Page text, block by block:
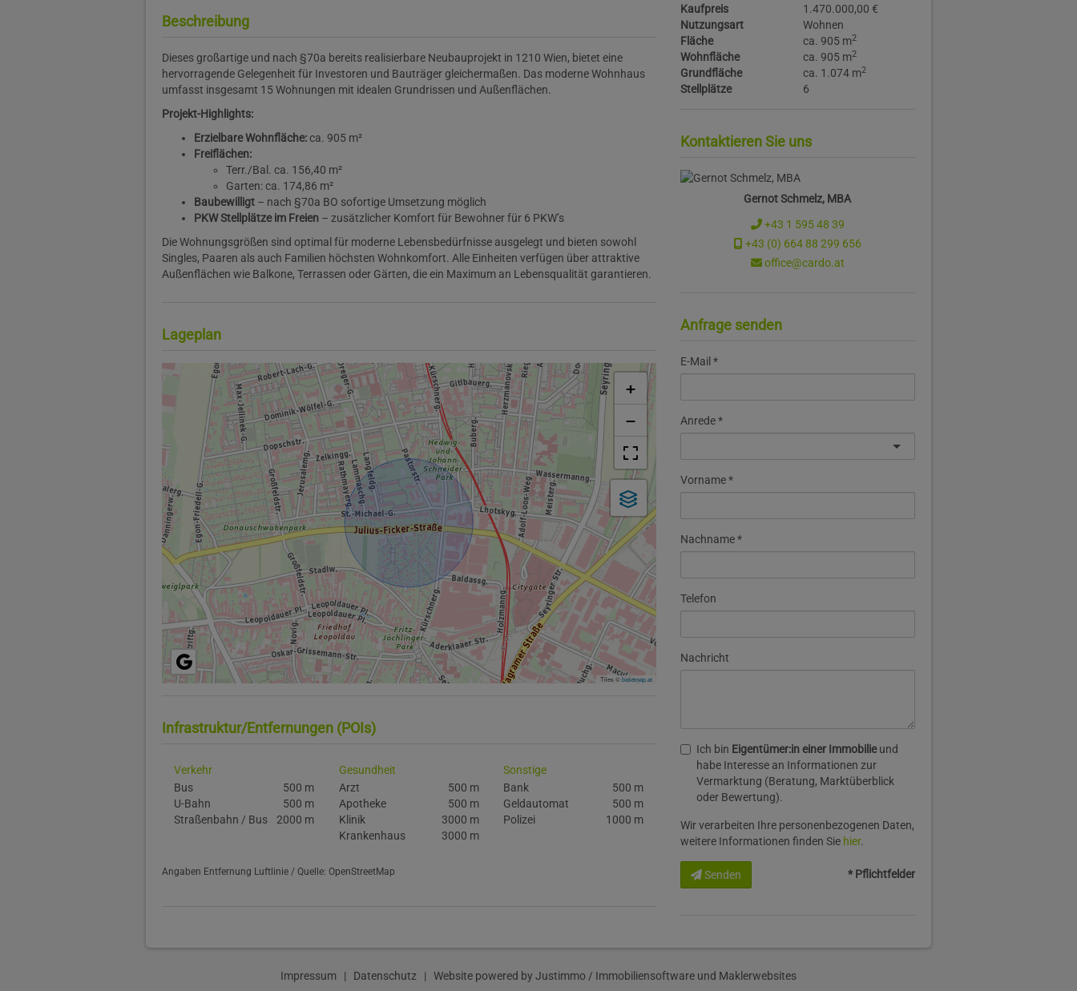
Beschreibung
Dieses großartige und nach §70a bereits realisierbare Neubauprojekt in 1210 Wien, bietet eine
hervorragende Gelegenheit für Investoren und Bauträger gleichermaßen. Das moderne Wohnhaus
umfasst insgesamt 15 Wohnungen mit idealen Grundrissen und Außenflächen.
Projekt-Highlights:
Erzielbare Wohnfläche:ca. 905 m²
Freiflächen:
Terr./Bal. ca. 156,40 m²
Garten: ca. 174,86 m²
Baubewilligt – nach §70a BO sofortige Umsetzung möglich
PKW Stellplätze im Freien – zusätzlicher Komfort für Bewohner für 6 PKW’s
Die Wohnungsgrößen sind optimal für moderne Lebensbedürfnisse ausgelegt und bieten sowohl
Singles, Paaren als auch Familien höchsten Wohnkomfort. Alle Einheiten verfügen über attraktive
Außenflächen wie Balkone, Terrassen oder Gärten, die ein Maximum an Lebensqualität garantieren.
Lageplan
+
−
Tiles ©basemap.at
Infrastruktur/Entfernungen (POIs)
Verkehr
Bus
500 m
U-Bahn
500 m
Straßenbahn / Bus
2000 m
Gesundheit
Arzt
500 m
Apotheke
500 m
Klinik
3000 m
Krankenhaus
3000 m
Sonstige
Bank
500 m
Geldautomat
500 m
Polizei
1000 m
Angaben Entfernung Luftlinie / Quelle: OpenStreetMap
Kaufpreis
1.470.000,00 €
Nutzungsart
Wohnen
Fläche
ca. 905 m2
Wohnfläche ca. 905 m2
Grundfläche ca. 1.074 m2
Stellplätze 6
Kontaktieren Sie uns
Gernot Schmelz, MBA
+43 1 595 48 39
+43 (0) 664 88 299 656
office@cardo.at
Anfrage senden
E-Mail
Anrede
Vorname
Nachname
Telefon
Nachricht
Ich bin Eigentümer:in einer Immobilieund
habe Interesse an Informationen zur
Vermarktung (Beratung, Marktüberblick
oder Bewertung).
Wir verarbeiten Ihre personenbezogenen Daten,
weitere Informationen finden Sie hier.
Senden * Pflichtfelder
Impressum | Datenschutz | Website powered by Justimmo / Immobiliensoftware und Maklerwebsites